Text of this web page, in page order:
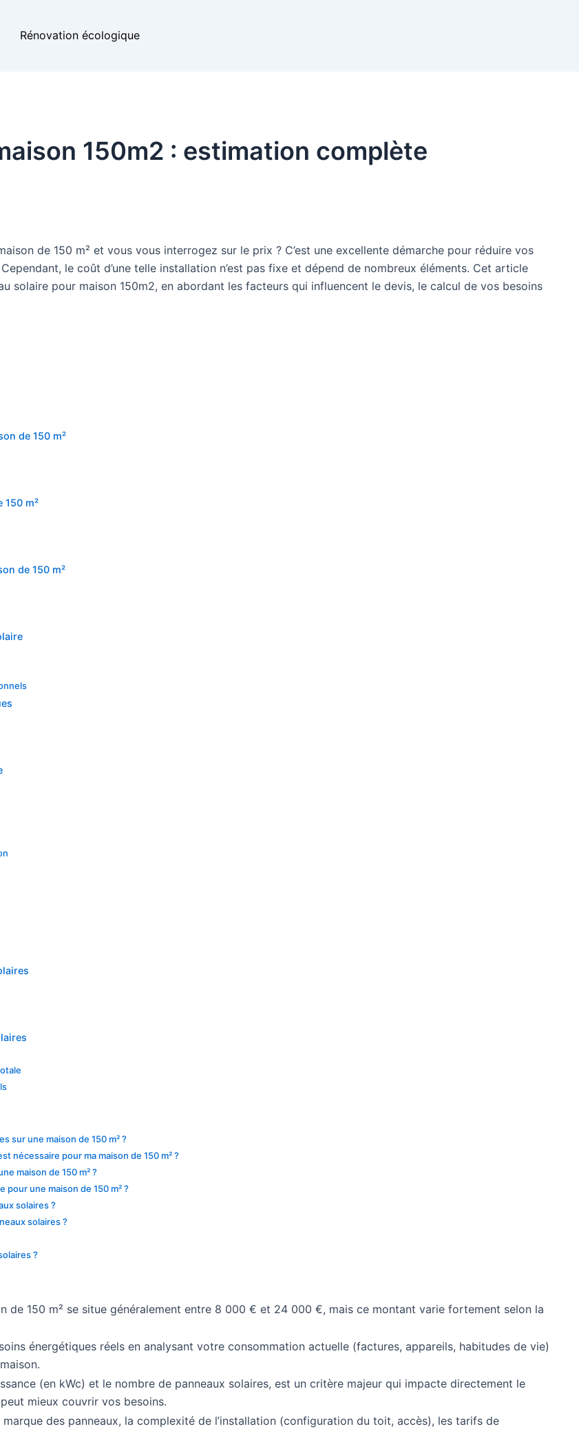
Rénovation écologique
150m2 : estimation complète
de 150 m² et vous vous interrogez sur le prix ? C’est une excellente démarche pour réduire vos
le coût d’une telle installation n’est pas fixe et dépend de nombreux éléments. Cet article
solaire pour maison 150m2, en abordant les facteurs qui influencent le devis, le calcul de vos besoins
de 150 m²
150 m²
de 150 m²
sur une maison de 150 m² ?
nécessaire pour ma maison de 150 m² ?
maison de 150 m² ?
pour une maison de 150 m² ?
solaires ?
solaires ?
?
de 150 m² se situe généralement entre 8 000 € et 24 000 €, mais ce montant varie fortement selon la
énergétiques réels en analysant votre consommation actuelle (factures, appareils, habitudes de vie)
(en kWc) et le nombre de panneaux solaires, est un critère majeur qui impacte directement le
mieux couvrir vos besoins.
des panneaux, la complexité de l’installation (configuration du toit, accès), les tarifs de